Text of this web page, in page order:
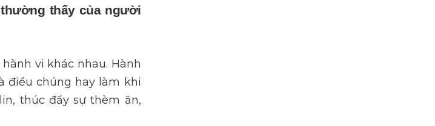
thấy của người
vi khác nhau. Hành
điều chúng hay làm khi
thúc đẩy sự thèm ăn,